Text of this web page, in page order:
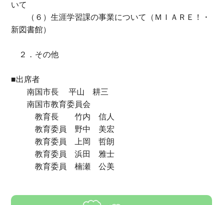
いて
（６）生涯学習課の事業について（ＭＩＡＲＥ！・
新図書館）
２．その他
■出席者
南国市長 平山 耕三
南国市教育委員会
教育長 竹内 信人
教育委員 野中 美宏
教育委員 上岡 哲朗
教育委員 浜田 雅士
教育委員 楠瀬 公美